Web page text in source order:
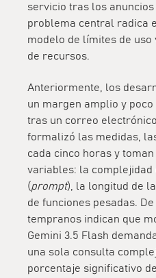
servicio tras los anuncios
problema central radica
modelo de límites de uso
de recursos.
Anteriormente, los
un margen amplio y poco
tras un correo
formalizó las medidas,
cada cinco horas y
variables: la complejidad
(prompt), la longitud de
de funciones pesadas.
tempranos indican que
Gemini 3.5 Flash
una sola consulta
porcentaje significativo